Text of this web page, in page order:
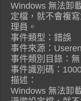
Windows 無法卸
定檔，就不會複
理員。
事件類型：錯誤
事件來源：
事件類別目錄：無
事件識別碼：
描述：
Windows 無法卸